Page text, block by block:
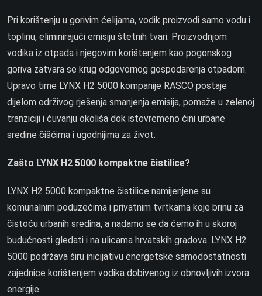
Pri korištenju u gorivim ćelijama, vodik proizvodi samo vodu i
toplinu, eliminirajući emisiju štetnih tvari. Proizvodnjom
vodika iz otpada i njegovim korištenjem kao pogonskog
goriva zatvara se krug odgovornog gospodarenja otpadom.
Upravo time LYNX H2 5000 kompanije RASCO postaje
dijelom održivog rješenja smanjenja emisija, pomaže u zelenoj
tranziciji i čuvanju okoliša dok istovremeno čini urbane
sredine čišćima i ugodnijima za život.
Zašto LYNX H2 5000 kompaktne čistilice?
LYNX H2 5000 kompaktne čistilice namijenjene su
komunalnim poduzećima i privatnim tvrtkama koje brinu za
čistoću urbanih sredina, a nadamo se da ćemo ih u skoroj
budućnosti gledati i na ulicama hrvatskih gradova. LYNX H2
5000 podržava širu inicijativu energetske samodostatnosti
zajednice korištenjem vodika dobivenog iz obnovljivih izvora
energije.